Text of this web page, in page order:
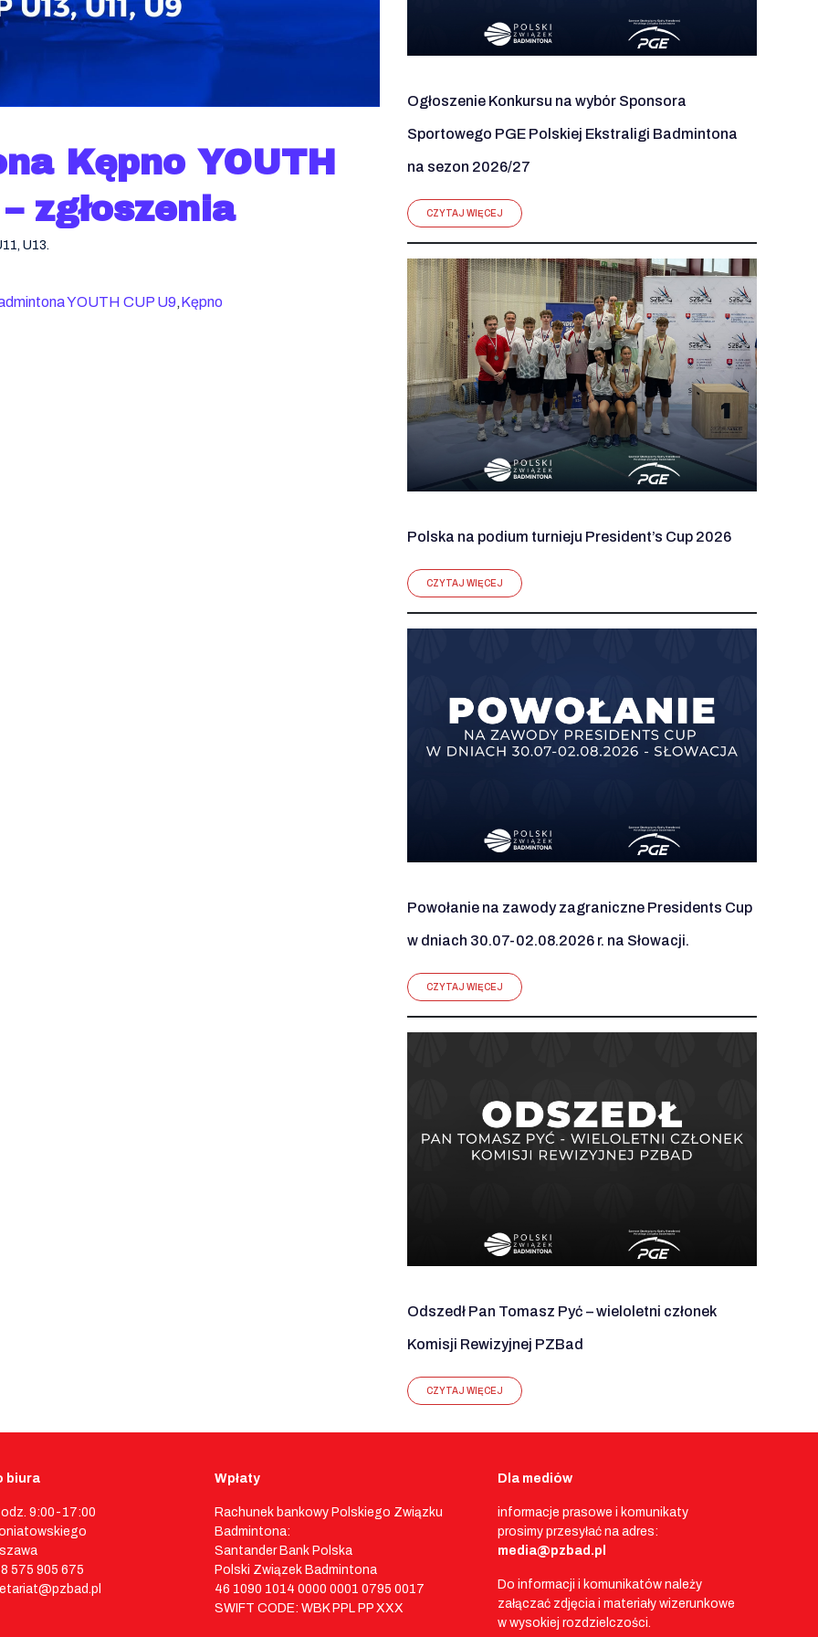
Kępno YOUTH
zgłoszenia
U13.
YOUTH CUP U9,Kępno
Ogłoszenie Konkursu na wybór Sponsora
Sportowego PGE Polskiej Ekstraligi Badmintona
na sezon 2026/27
CZYTAJ WIĘCEJ
Polska na podium turnieju President’s Cup 2026
CZYTAJ WIĘCEJ
Powołanie na zawody zagraniczne Presidents Cup
w dniach 30.07-02.08.2026 r. na Słowacji.
CZYTAJ WIĘCEJ
Odszedł Pan Tomasz Pyć – wieloletni członek
Komisji Rewizyjnej PZBad
CZYTAJ WIĘCEJ
biura
9:00-17:00
575 905 675
Wpłaty
Rachunek bankowy Polskiego Związku
Badmintona:
Santander Bank Polska
Polski Związek Badmintona
46 1090 1014 0000 0001 0795 0017
SWIFT CODE: WBK PPL PP XXX
Dla mediów
informacje prasowe i komunikaty
prosimy przesyłać na adres:
media@pzbad.pl
Do informacji i komunikatów należy
załączać zdjęcia i materiały wizerunkowe
w wysokiej rozdzielczości.